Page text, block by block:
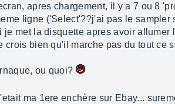
apres chargement, il y a 7 ou 8
ligne ('Select'??j'ai pas le sampler
je met la disquette apres avoir
crois bien qu'il marche pas du tout ce
ou quoi?
ma 1ere enchère sur Ebay...